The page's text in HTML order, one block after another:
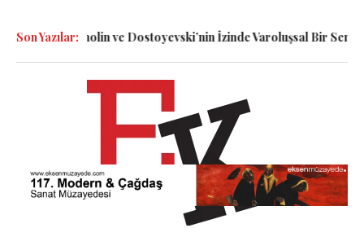
Son Yazılar:Smolin ve Dostoyevski’nin İzinde Varoluşsal Bir Sentez